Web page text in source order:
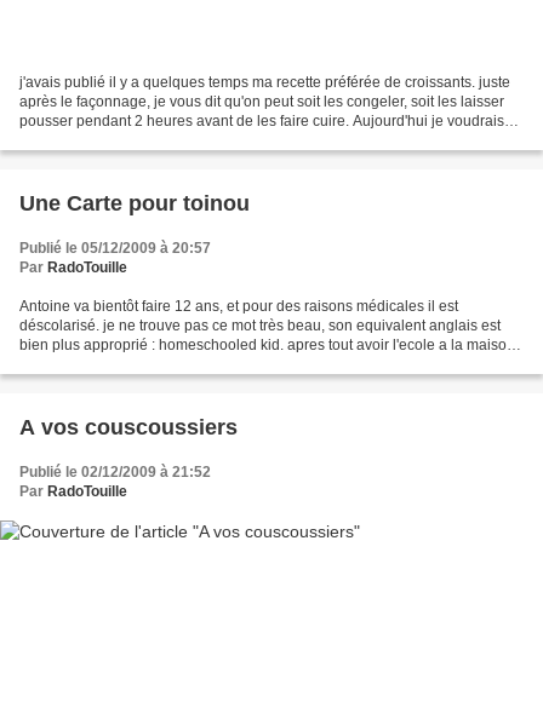
j'avais publié il y a quelques temps ma recette préférée de croissants. juste
après le façonnage, je vous dit qu'on peut soit les congeler, soit les laisser
pousser pendant 2 heures avant de les faire cuire. Aujourd'hui je voudrais
Une Carte pour toinou
Publié le 05/12/2009 à 20:57
Par RadoTouille
Antoine va bientôt faire 12 ans, et pour des raisons médicales il est
déscolarisé. je ne trouve pas ce mot très beau, son equivalent anglais est
bien plus approprié : homeschooled kid. apres tout avoir l'ecole a la maison
A vos couscoussiers
Publié le 02/12/2009 à 21:52
Par RadoTouille